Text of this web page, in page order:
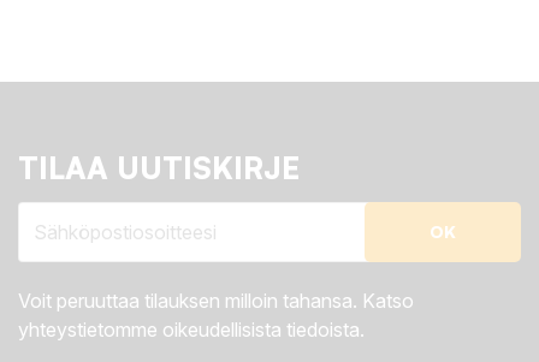
TILAA UUTISKIRJE
Voit peruuttaa tilauksen milloin tahansa. Katso
yhteystietomme oikeudellisista tiedoista.